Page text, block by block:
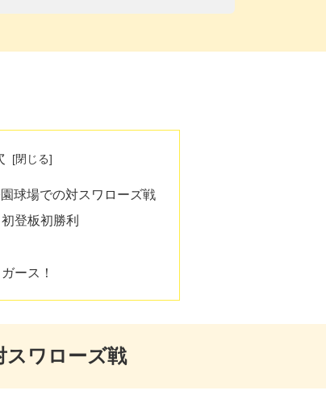
球場での対スワローズ戦
登板初勝利
ース！
スワローズ戦